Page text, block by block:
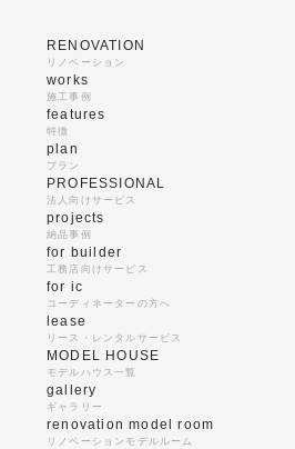
RENOVATION
リノベーション
works
施工事例
features
特徴
plan
プラン
PROFESSIONAL
法人向けサービス
projects
納品事例
for builder
工務店向けサービス
for ic
コーディネーターの方へ
lease
リース・レンタルサービス
MODEL HOUSE
モデルハウス一覧
gallery
ギャラリー
renovation model room
リノベーションモデルルーム